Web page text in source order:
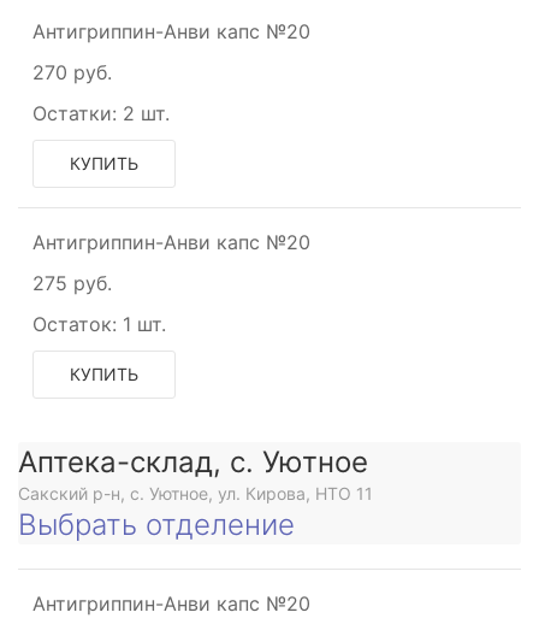
Антигриппин-Анви капс №20
270 руб.
Остатки: 2 шт.
КУПИТЬ
Антигриппин-Анви капс №20
275 руб.
Остаток: 1 шт.
КУПИТЬ
Аптека-склад, с. Уютное
Сакский р-н, с. Уютное, ул. Кирова, НТО 11
Выбрать отделение
Антигриппин-Анви капс №20